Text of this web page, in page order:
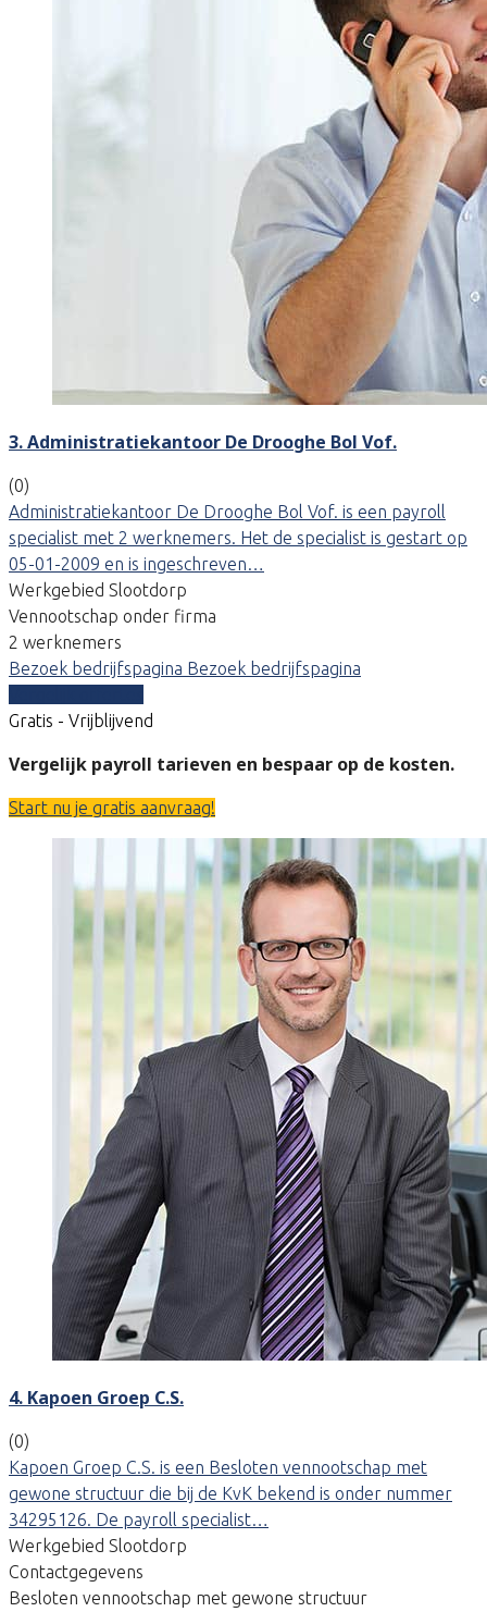
3. Administratiekantoor De Drooghe Bol Vof.
(0)
Administratiekantoor De Drooghe Bol Vof. is een payroll
specialist met 2 werknemers. Het de specialist is gestart op
05-01-2009 en is ingeschreven…
Werkgebied Slootdorp
Vennootschap onder firma
2 werknemers
Bezoek bedrijfspagina Bezoek bedrijfspagina
Gratis - Vrijblijvend
Vergelijk payroll tarieven en bespaar op de kosten.
Start nu je gratis aanvraag!
4. Kapoen Groep C.S.
(0)
Kapoen Groep C.S. is een Besloten vennootschap met
gewone structuur die bij de KvK bekend is onder nummer
34295126. De payroll specialist…
Werkgebied Slootdorp
Contactgegevens
Besloten vennootschap met gewone structuur